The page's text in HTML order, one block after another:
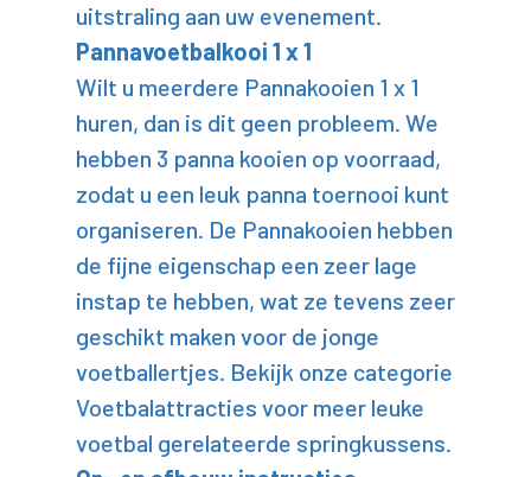
uitstraling aan uw evenement.
Pannavoetbalkooi 1 x 1
Wilt u meerdere Pannakooien 1 x 1
huren, dan is dit geen probleem. We
hebben 3 panna kooien op voorraad,
zodat u een leuk panna toernooi kunt
organiseren. De Pannakooien hebben
de fijne eigenschap een zeer lage
instap te hebben, wat ze tevens zeer
geschikt maken voor de jonge
voetballertjes. Bekijk onze categorie
Voetbalattracties voor meer leuke
voetbal gerelateerde springkussens.